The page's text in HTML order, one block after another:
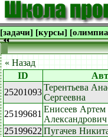
[задачи] [курсы]
« Назад
ID
25201093Терентьева
Сергеевна
25199681 Енисеев Артем
Александрович
25199622 Пугачев